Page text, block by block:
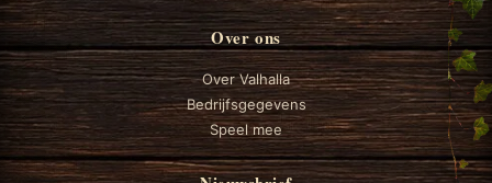
Over ons
Over Valhalla
Bedrijfsgegevens
Speel mee